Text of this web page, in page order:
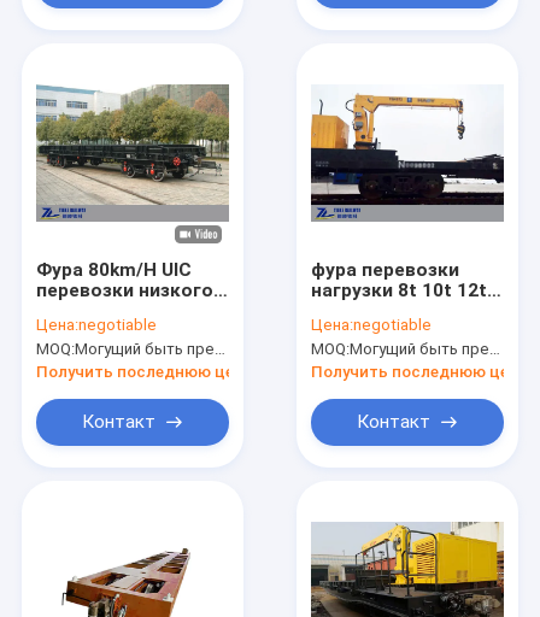
О нас
Фура 80km/H UIC
перевозки низкого
железнодорожная
одобрила для
датчика 1435mm
Цена:negotiable
MOQ:Могущий быть предметом переговоров
Получить последнюю цену
Контакт
фура перевозки
нагрузки 8t 10t 12t
с гидравлическим
краном автомобиля
Цена:negotiable
MOQ:Могущий быть предметом переговоров
Получить последнюю цену
Контакт